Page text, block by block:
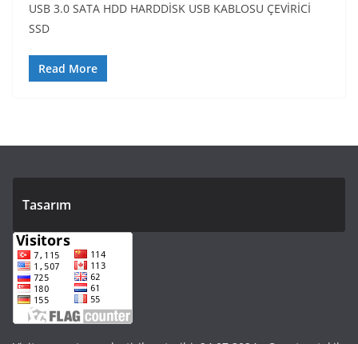
USB 3.0 SATA HDD HARDDİSK USB KABLOSU ÇEVİRİCİ
SSD
Read More
Tasarım